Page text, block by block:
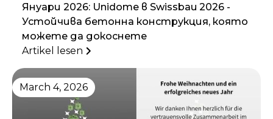
Януари 2026: Unidome в Swissbau 2026 -
Устойчива бетонна конструкция, която
можете да докоснете
Artikel lesen
March 4, 2026